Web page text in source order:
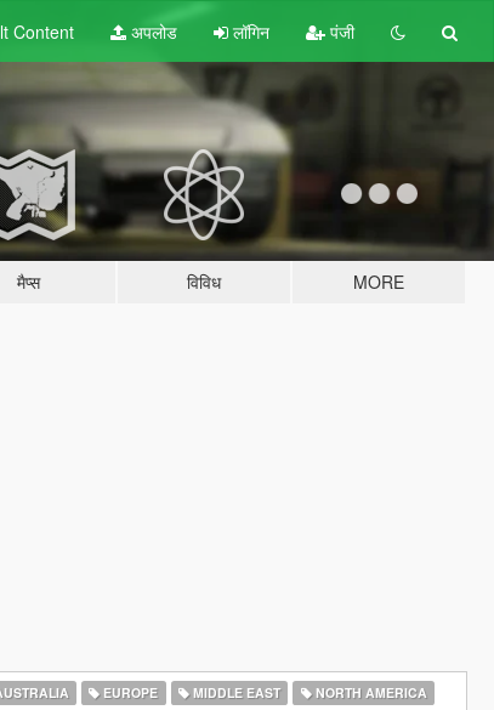
Content अपलोड लॉगिन पंजी
मैप्स विविध MORE
EUROPE MIDDLE EAST
NORTH AMERICA